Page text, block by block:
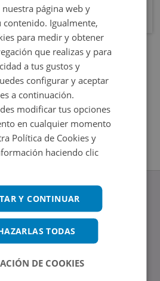
Skylight
914 842 874
página web y
contenido. Igualmente,
para medir y obtener
que realizas y para
a tus gustos y
configurar y aceptar
a continuación.
modificar tus opciones
en cualquier momento
Política de Cookies y
haciendo clic
Y CONTINUAR
TODAS
DE COOKIES